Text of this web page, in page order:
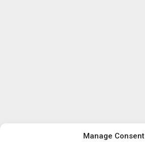
Manage Consent